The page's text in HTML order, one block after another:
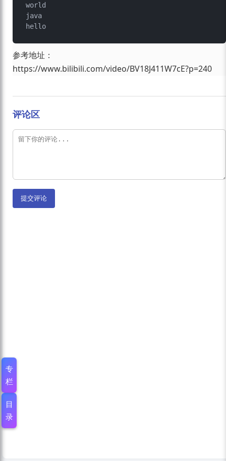
world
java
参考地址：
https://www.bilibili.com/video/BV18J411W7cE?p=240
评论区
提交评论
专
栏
目
录